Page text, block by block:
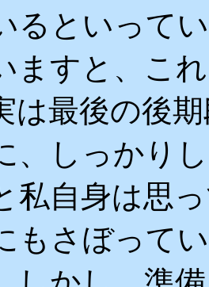
るといって
ますと、こ
は最後の後
、しっかり
私自身は思
もさぼって